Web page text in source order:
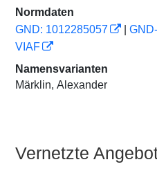
Normdaten
GND: 1012285057
VIAF
Namensvarianten
Märklin, Alexander
Vernetzte